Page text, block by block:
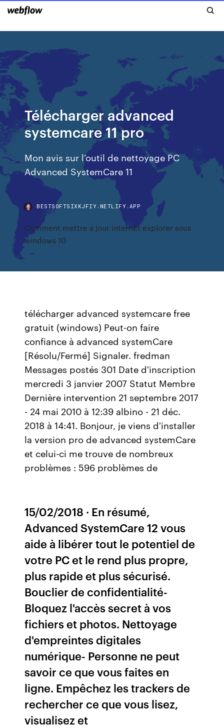
Télécharger advanced
systemcare 11 pro
Mon avis sur l’outil de nettoyage PC
Advanced SystemCare 11
BESTSOFTSIXKJFIY.NETLIFY.APP
Comment mettre a jour internet explorer sous
windows 10
télécharger advanced systemcare free
gratuit (windows) Peut-on faire
confiance à advanced systemCare
[Résolu/Fermé] Signaler. fredman
Messages postés 301 Date d'inscription
mercredi 3 janvier 2007 Statut Membre
Dernière intervention 21 septembre 2017
- 24 mai 2010 à 12:39 albino - 21 déc.
2018 à 14:41. Bonjour, je viens d'installer
la version pro de advanced systemCare
et celui-ci me trouve de nombreux
problèmes : 596 problèmes de
15/02/2018 · En résumé,
Advanced SystemCare 12 vous
aide à libérer tout le potentiel de
votre PC et le rend plus propre,
plus rapide et plus sécurisé.
Bouclier de confidentialité-
Bloquez l'accès secret à vos
fichiers et photos. Nettoyage
d'empreintes digitales
numérique- Personne ne peut
savoir ce que vous faites en
ligne. Empêchez les trackers de
rechercher ce que vous lisez,
visualisez et